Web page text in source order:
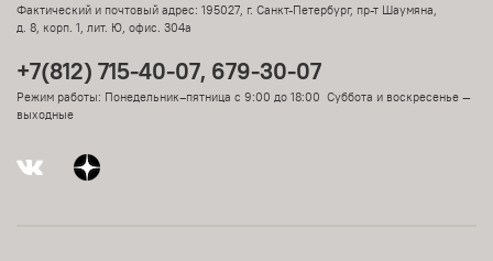
Фактический и почтовый адрес: 195027, г. Санкт-Петербург, пр-т Шаумяна,
д. 8, корп. 1, лит. Ю, офис. 304а
+7(812) 715-40-07, 679-30-07
Режим работы: Понедельник–пятница с 9:00 до 18:00 Суббота и воскресенье —
выходные